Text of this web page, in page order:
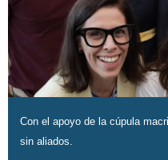
Con el apoyo de la cúpula
sin aliados.